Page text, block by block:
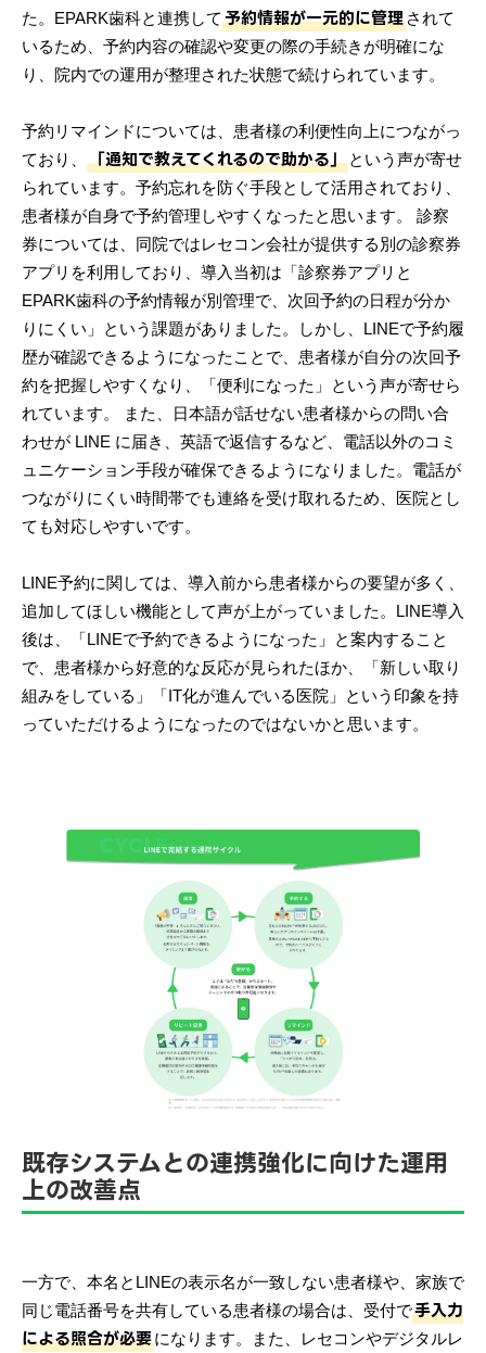
た。EPARK歯科と連携して 予約情報が一元的に管理 されて
いるため、予約内容の確認や変更の際の手続きが明確にな
り、院内での運用が整理された状態で続けられています。
予約リマインドについては、患者様の利便性向上につながっ
ており、
「通知で教えてくれるので助かる」 という声が寄せ
られています。予約忘れを防ぐ手段として活用されており、
患者様が自身で予約管理しやすくなったと思います。 診察
券については、同院ではレセコン会社が提供する別の診察券
アプリを利用しており、導入当初は「診察券アプリと
EPARK歯科の予約情報が別管理で、次回予約の日程が分か
りにくい」という課題がありました。しかし、LINEで予約履
歴が確認できるようになったことで、患者様が自分の次回予
約を把握しやすくなり、「便利になった」という声が寄せら
れています。 また、日本語が話せない患者様からの問い合
わせが LINE に届き、英語で返信するなど、電話以外のコミ
ュニケーション手段が確保できるようになりました。電話が
つながりにくい時間帯でも連絡を受け取れるため、医院とし
ても対応しやすいです。
LINE予約に関しては、導入前から患者様からの要望が多く、
追加してほしい機能として声が上がっていました。LINE導入
後は、「LINEで予約できるようになった」と案内すること
で、患者様から好意的な反応が見られたほか、「新しい取り
組みをしている」「IT化が進んでいる医院」という印象を持
っていただけるようになったのではないかと思います。
既存システムとの連携強化に向けた運用
上の改善点
一方で、本名とLINEの表示名が一致しない患者様や、家族で
同じ電話番号を共有している患者様の場合は、受付で手入力
による照合が必要になります。また、レセコンやデジタルレ